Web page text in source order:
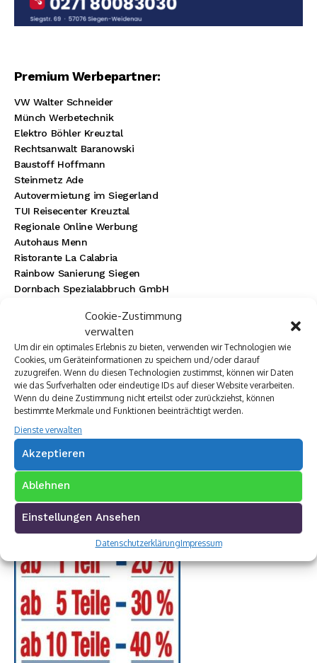
Cookie-Zustimmung
verwalten
Um dir ein optimales Erlebnis zu bieten, verwenden wir Technologien wie
Cookies, um Geräteinformationen zu speichern und/oder darauf
zuzugreifen. Wenn du diesen Technologien zustimmst, können wir Daten
wie das Surfverhalten oder eindeutige IDs auf dieser Website verarbeiten.
Wenn du deine Zustimmung nicht erteilst oder zurückziehst, können
bestimmte Merkmale und Funktionen beeinträchtigt werden.
Dienste verwalten
Akzeptieren
Ablehnen
Einstellungen Ansehen
DatenschutzerklärungImpressum
Premium Werbepartner:
VW Walter Schneider
Münch Werbetechnik
Elektro Böhler Kreuztal
Rechtsanwalt Baranowski
Baustoff Hoffmann
Steinmetz Ade
Autovermietung im Siegerland
TUI Reisecenter Kreuztal
Regionale Online Werbung
Autohaus Menn
Ristorante La Calabria
Rainbow Sanierung Siegen
Dornbach Spezialabbruch GmbH